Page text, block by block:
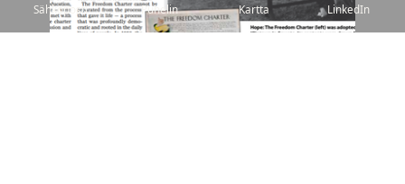
Sähköposti Puhelin Kartta LinkedIn